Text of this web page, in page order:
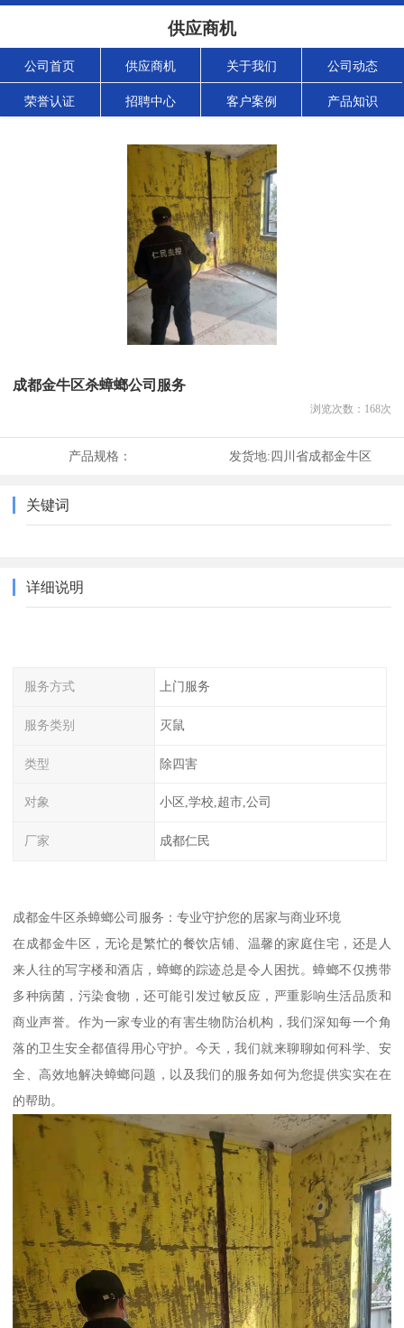
供应商机
公司首页 供应商机 关于我们 公司动态
荣誉认证 招聘中心 客户案例 产品知识
成都金牛区杀蟑螂公司服务
浏览次数： 168次
产品规格： 发货地:四川省成都金牛区
关键词
详细说明
服务方式 上门服务
服务类别 灭鼠
类型 除四害
对象 小区,学校,超市,公司
厂家 成都仁民
成都金牛区杀蟑螂公司服务：专业守护您的居家与商业环境
在成都金牛区，无论是繁忙的餐饮店铺、温馨的家庭住宅，还是人
来人往的写字楼和酒店，蟑螂的踪迹总是令人困扰。蟑螂不仅携带
多种病菌，污染食物，还可能引发过敏反应，严重影响生活品质和
商业声誉。作为一家专业的有害生物防治机构，我们深知每一个角
落的卫生安全都值得用心守护。今天，我们就来聊聊如何科学、安
全、高效地解决蟑螂问题，以及我们的服务如何为您提供实实在在
的帮助。